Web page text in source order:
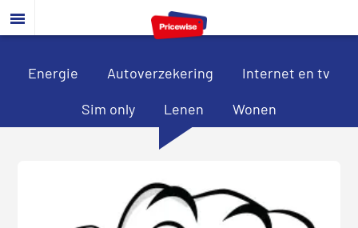
Door
naar
hoofd
Spring
naar
eerste
Spring
naar
voettekst
Energie Autoverzekering Internet en tv
Sim only Lenen Wonen